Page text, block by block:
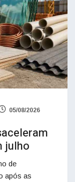
05/08/2026
julho
de
após as